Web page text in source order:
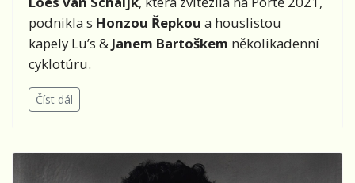
podnikla s Honzou Řepkou a houslistou
kapely Lu’s & Janem Bartoškem několikadenní
cyklotúru.
Číst dál